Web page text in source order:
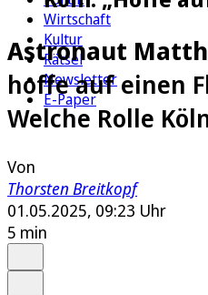
Wirtschaft
Kultur
Rätsel
Newsletter
E-Paper
Astronaut
hoffe auf einen
Welche Rolle
Von
Thorsten Breitkopf
01.05.2025, 09:23 Uhr
5 min